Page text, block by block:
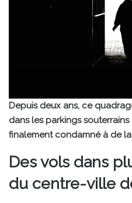
Depuis deux ans, ce
dans les parkings
finalement condamné à de
Des vols dans
du centre-ville